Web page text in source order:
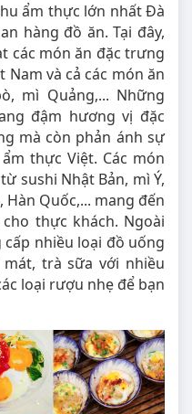
ẩm thực lớn nhất Đà
hàng đồ ăn. Tại đây,
các món ăn đặc trưng
và cả các món ăn
mì Quảng,... Những
đậm hương vị đặc
mà còn phản ánh sự
thực Việt. Các món
sushi Nhật Bản, mì Ý,
Hàn Quốc,... mang đến
thực khách. Ngoài
nhiều loại đồ uống
trà sữa với nhiều
loại rượu nhẹ để bạn